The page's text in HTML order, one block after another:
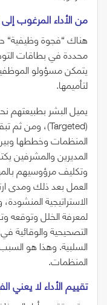
من‭ ‬الأداء‭ ‬المرغوب‭ ‬إلى‭ ‬الأداء‭ ‬المطلوب‭!‬
هناك“فجوة وظيفية“
محددة في بطاقات
يتمكن مسؤولو
لتأميمها.
يميل البشر بطبيعتهم
(Targeted)
، ومن ثم
المنظمات وخططها
المديرين والمشرفين
وتكليف مرؤوسيهم
العمل بعد ذلك ومدى
الاستراتيجية
لمعرفة الخلل وتوقعه
التصحيحية والوقائية
السلبية. وهذا هو
المنظمات.
تقييم‭ ‬الأداء‭ ‬لا‭ ‬يعني‭ ‬الفوز‭ ‬أو‭ ‬الخسارة‭ ‬